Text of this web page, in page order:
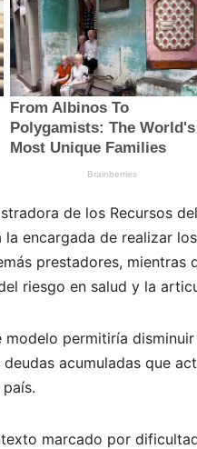
de los Recursos
la encargada de realizar
prestadores, mientras
riesgo en salud y la
modelo permitiría
acumuladas que
marcado por